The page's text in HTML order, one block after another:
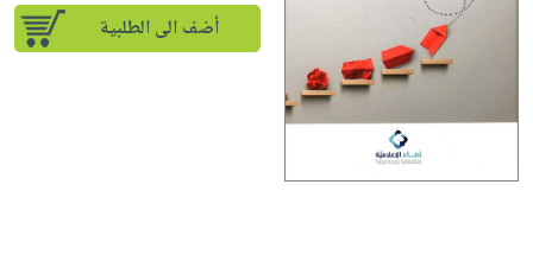
إختياراتنا
كتب
صندوق
iKitab
أسئلة
تحميل
masmu3
على
المواضيع
الأكثر
تعليمية
تعليمية
والعناية
جديد
أضف الى الطلبية